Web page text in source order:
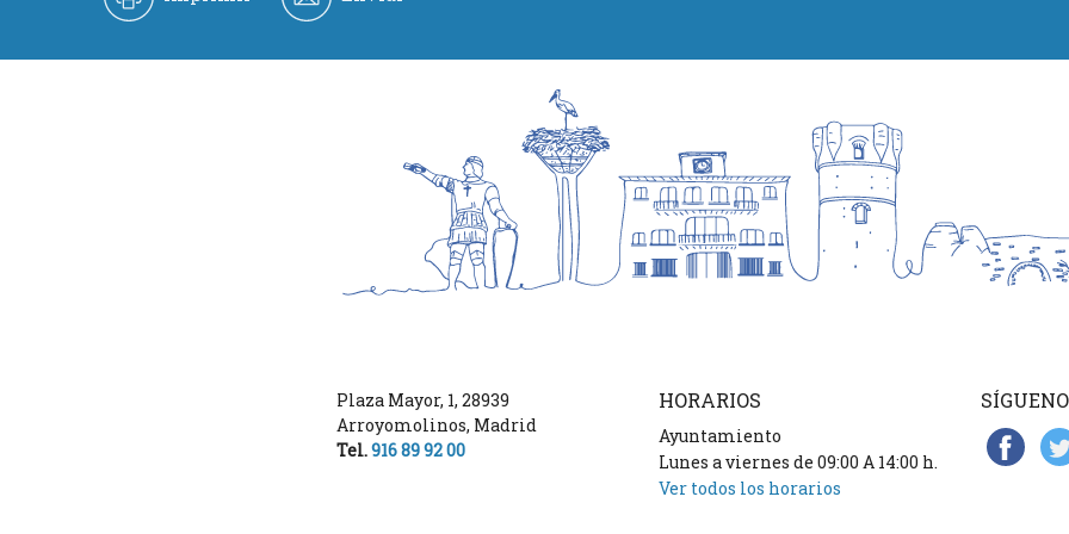
Plaza Mayor, 1, 28939
Arroyomolinos, Madrid
Tel.916 89 92 00
HORARIOS
Ayuntamiento
Lunes a viernes de 09:00 A 14:00 h.
Ver todos los horarios